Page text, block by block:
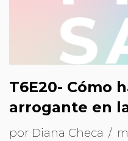
T6E20- Cómo
arrogante en
por Diana Checa